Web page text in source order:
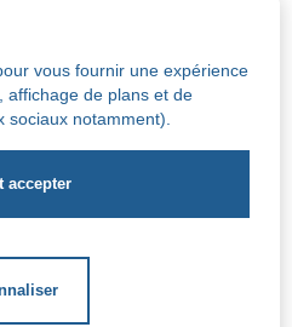
vous fournir une expérience
affichage de plans et de
notamment).